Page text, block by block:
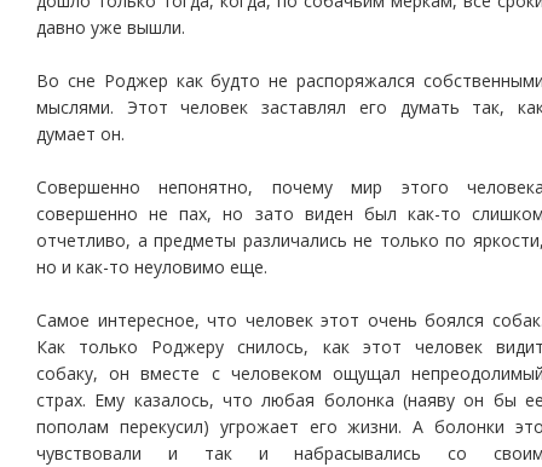
давно уже вышли.
Во сне Роджер как будто не распоряжался
мыслями. Этот человек заставлял его думать так,
думает он.
Совершенно непонятно, почему мир этого
совершенно не пах, но зато виден был как-то
отчетливо, а предметы различались не только по
но и как-то неуловимо еще.
Самое интересное, что человек этот очень боялся
Как только Роджеру снилось, как этот человек
собаку, он вместе с человеком ощущал
страх. Ему казалось, что любая болонка (наяву он бы
пополам перекусил) угрожает его жизни. А болонки
чувствовали и так и набрасывались со